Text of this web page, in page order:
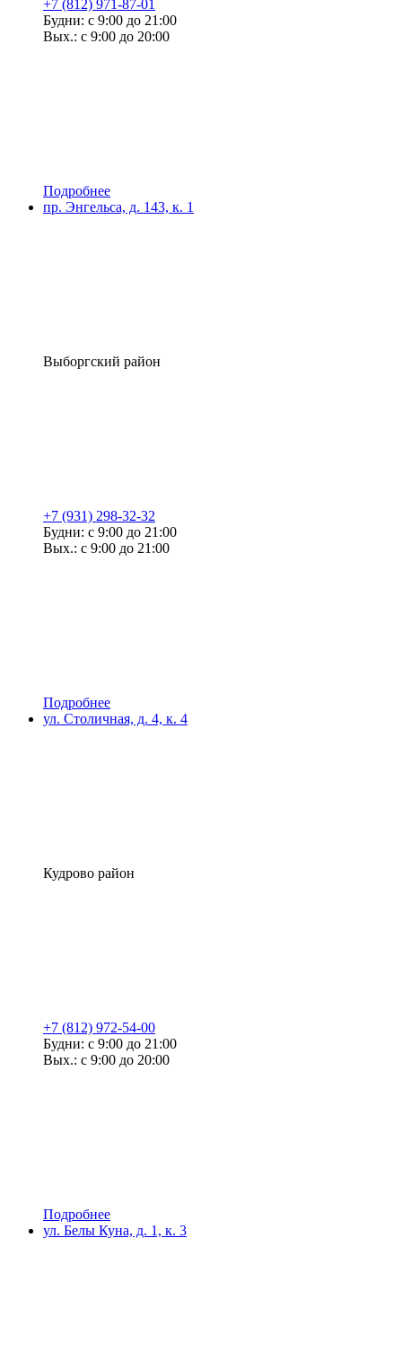
+7 (812) 971-87-01
Будни: с 9:00 до 21:00
Вых.: с 9:00 до 20:00
Подробнее
пр. Энгельса, д. 143, к. 1
Выборгский район
+7 (931) 298-32-32
Будни: с 9:00 до 21:00
Вых.: с 9:00 до 21:00
Подробнее
ул. Столичная, д. 4, к. 4
Кудрово район
+7 (812) 972-54-00
Будни: с 9:00 до 21:00
Вых.: с 9:00 до 20:00
Подробнее
ул. Белы Куна, д. 1, к. 3